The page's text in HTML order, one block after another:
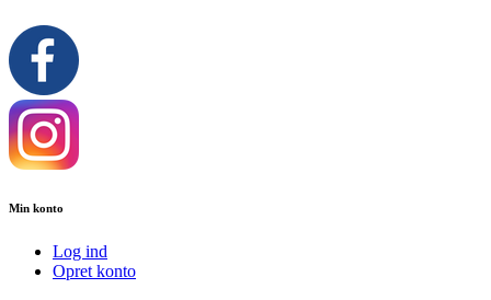
Min konto
Log ind
Opret konto